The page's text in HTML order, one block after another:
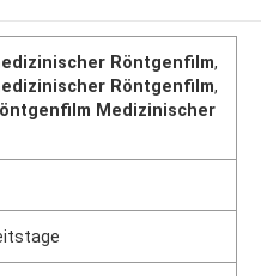
Röntgenfilm,
Röntgenfilm,
Medizinischer